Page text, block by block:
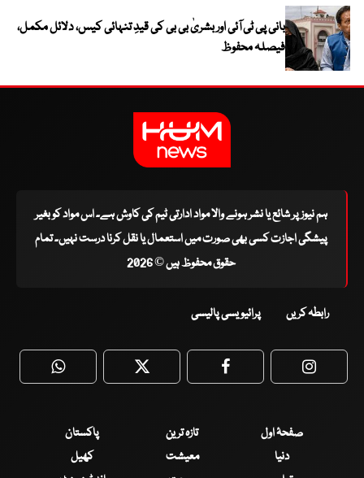
بانی پی ٹی آئی اور بشریٰ بی بی کی قیدِ تنہائی کیس، دلائل مکمل،
فیصلہ محفوظ
ہم نیوز پر شائع یا نشر ہونے والا مواد ادارتی ٹیم کی کاوش ہے۔ اس مواد کو بغیر
پیشگی اجازت کسی بھی صورت میں استعمال یا نقل کرنا درست نہیں۔ تمام
حقوق محفوظ ہیں © 2026
رابطہ کریں پرائیویسی پالیسی
WhatsApp Twitter Facebook
صفحۂ اول تازہ ترین
پاکستان
دنیا
معیشت
کھیل